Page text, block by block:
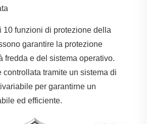
10 funzioni di protezione della
garantire la protezione
fredda e del sistema operativo.
controllata tramite un sistema di
per garantirne un
ed efficiente.